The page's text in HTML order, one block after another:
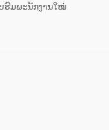
ຮົມພະນັກງານໃໝ່